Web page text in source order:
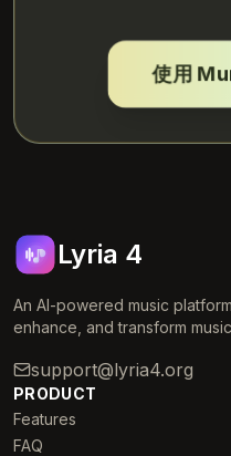
使用
Lyria 4
An AI-powered music
enhance, and transform
support@lyria4.org
PRODUCT
Features
FAQ